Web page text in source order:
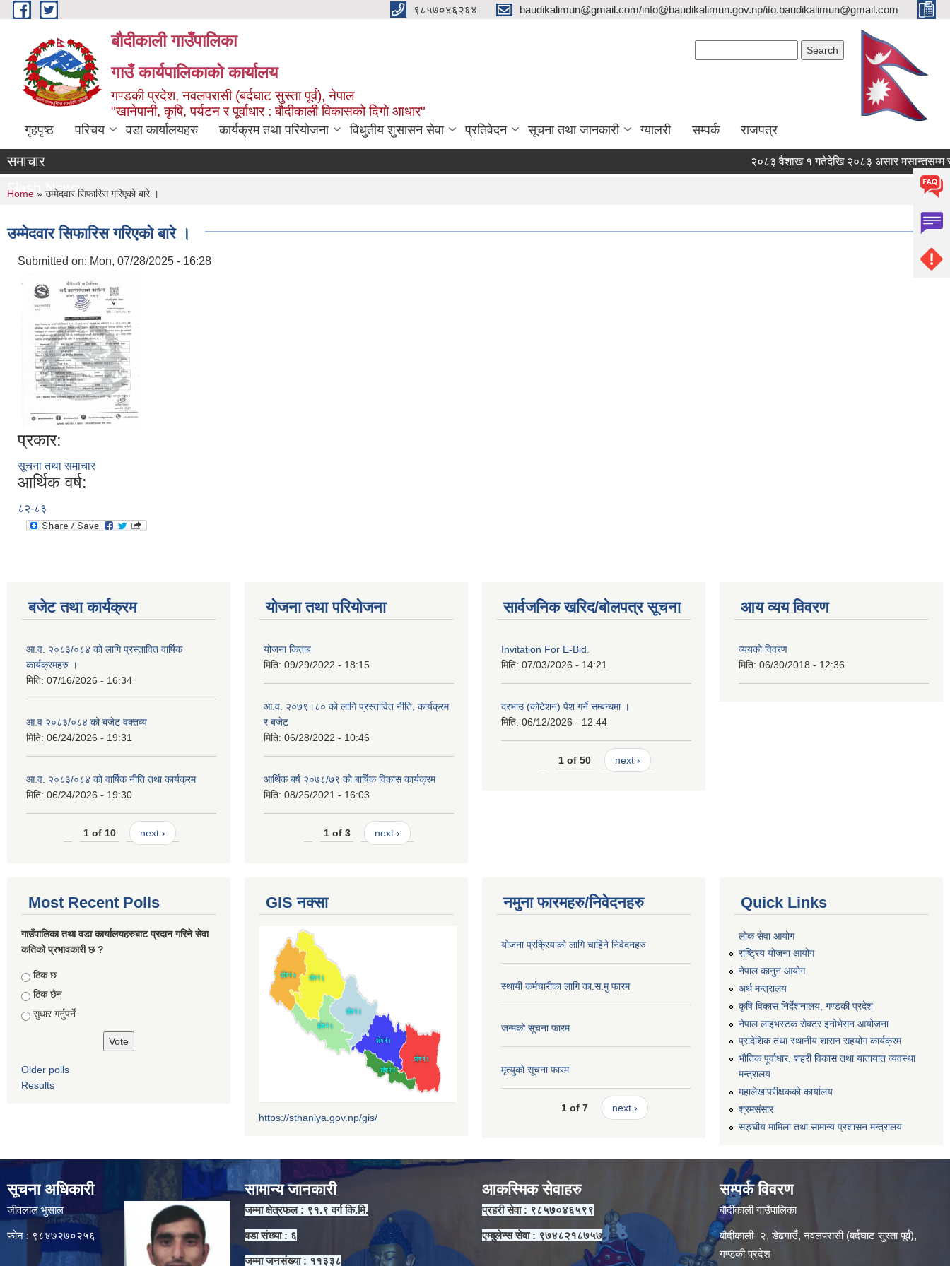
Skip to main content ९८५७०४६२६४ baudikalimun@gmail.com/info@baudikalimun.gov.np/ito.baudikalimun@gmail.com
बौदीकाली गाउँपालिका
गाउँ कार्यपालिकाको कार्यालय
गण्डकी प्रदेश, नवलपरासी (बर्दघाट सुस्ता पूर्व), नेपाल
"खानेपानी, कृषि, पर्यटन र पूर्वाधार : बौदीकाली विकासको दिगो आधार"
गृहपृष्ठ परिचय वडा कार्यालयहरु कार्यक्रम तथा परियोजना विधुतीय शुसासन सेवा प्रतिवेदन सूचना तथा जानकारी ग्यालरी सम्पर्क राजपत्र
समाचार २०८३ वैशाख १ गतेदेखि २०८३ असार मसान्तसम्म
Flash News २०८३ वैशाख १ गतेदेखि २०८३ असार मसान्तसम्म
You are here
Home » उम्मेदवार सिफारिस गरिएको बारे ।
उम्मेदवार सिफारिस गरिएको बारे ।
Submitted on: Mon, 07/28/2025 - 16:28
प्रकार:
सूचना तथा समाचार
आर्थिक वर्ष:
८२-८३
बजेट तथा कार्यक्रम
आ.व. २०८३/०८४ को लागि प्रस्तावित वार्षिक
कार्यक्रमहरु ।
मिति: 07/16/2026 - 16:34
आ.व २०८३/०८४ को बजेट वक्तव्य
मिति: 06/24/2026 - 19:31
आ.व. २०८३/०८४ को वार्षिक नीति तथा कार्यक्रम
मिति: 06/24/2026 - 19:30
1 of 10 next ›
योजना तथा परियोजना
योजना किताब
मिति: 09/29/2022 - 18:15
आ.व. २०७९।८० को लागि प्रस्तावित नीति, कार्यक्रम
र बजेट
मिति: 06/28/2022 - 10:46
आर्थिक बर्ष २०७८/७९ को बार्षिक विकास कार्यक्रम
मिति: 08/25/2021 - 16:03
1 of 3 next ›
सार्वजनिक खरिद/बोलपत्र सूचना
Invitation For E-Bid.
मिति: 07/03/2026 - 14:21
दरभाउ (कोटेशन) पेश गर्ने सम्बन्धमा ।
मिति: 06/12/2026 - 12:44
1 of 50 next ›
आय व्यय विवरण
व्ययको विवरण
मिति: 06/30/2018 - 12:36
Most Recent Polls
गाउँपालिका तथा वडा कार्यालयहरुबाट प्रदान गरिने सेवा
कतिको प्रभावकारी छ ?
Choices
ठिक छ
ठिक छैन
सुधार गर्नुपर्ने
Older polls
Results
GIS नक्सा
https://sthaniya.gov.np/gis/
नमुना फारमहरु/निवेदनहरु
योजना प्रक्रियाको लागि चाहिने निवेदनहरु
स्थायी कर्मचारीका लागि का.स.मु फारम
जन्मको सूचना फारम
मृत्युको सूचना फारम
1 of 7 next ›
Quick Links
लोक सेवा आयोग
राष्ट्रिय योजना आयोग
नेपाल कानुन आयोग
अर्थ मन्त्रालय
कृषि विकास निर्देशनालय, गण्डकी प्रदेश
नेपाल लाइभस्टक सेक्टर इनोभेसन आयोजना
प्रादेशिक तथा स्थानीय शासन सहयोग कार्यक्रम
भौतिक पूर्वाधार, शहरी विकास तथा यातायात व्यवस्था
मन्त्रालय
महालेखापरीक्षकको कार्यालय
श्रमसंसार
सङ्घीय मामिला तथा सामान्य प्रशासन मन्त्रालय
सूचना अधिकारी
जीवलाल भुसाल
फोन : ९८४७२७०२५६
सामान्य जानकारी
जम्मा क्षेत्रफल : ९१.९ वर्ग कि.मि.
वडा संख्या : ६
जम्मा जनसंख्या : ११३३८
आकस्मिक सेवाहरु
प्रहरी सेवा : ९८५७०४६५९९
एम्बुलेन्स सेवा : ९७४८२१८७५७
सम्पर्क विवरण
बौदीकाली गाउँपालिका
बौदीकाली- २, डेढगाउँ, नवलपरासी (बर्दघाट सुस्ता पूर्व),
गण्डकी प्रदेश